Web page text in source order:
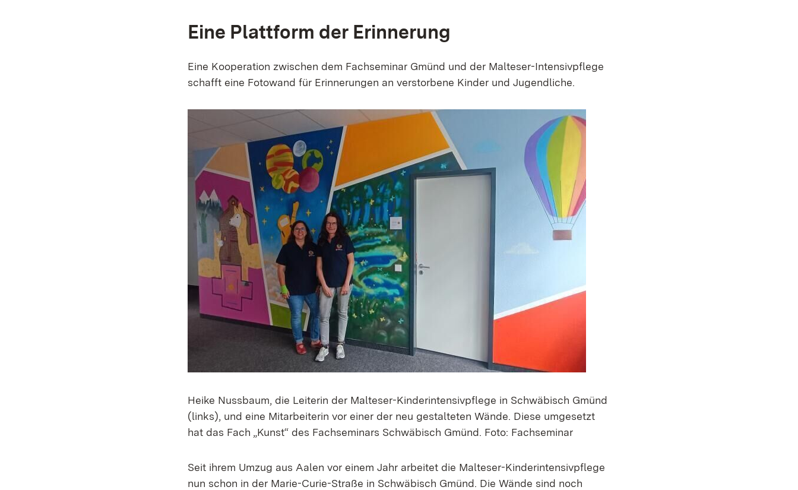
Eine Plattform der Erinnerung
Eine Kooperation zwischen dem Fachseminar Gmünd und der Malteser-Intensivpflege
schafft eine Fotowand für Erinnerungen an verstorbene Kinder und Jugendliche.
Heike Nussbaum, die Leiterin der Malteser-Kinderintensivpflege in Schwäbisch Gmünd
(links), und eine Mitarbeiterin vor einer der neu gestalteten Wände. Diese umgesetzt
hat das Fach „Kunst“ des Fachseminars Schwäbisch Gmünd. Foto: Fachseminar
Seit ihrem Umzug aus Aalen vor einem Jahr arbeitet die Malteser-Kinderintensivpflege
nun schon in der Marie-Curie-Straße in Schwäbisch Gmünd. Die Wände sind noch